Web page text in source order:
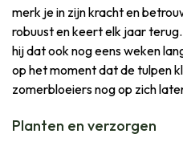
merk je in zijn kracht en
robuust en keert elk jaar
hij dat ook nog eens weken
op het moment dat de tulpen
zomerbloeiers nog op zich
Planten en verzorgen